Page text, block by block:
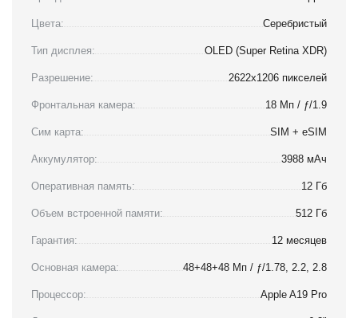
Цвета: Серебристый
Тип дисплея: OLED (Super Retina XDR)
Разрешение: 2622x1206 пикселей
Фронтальная камера: 18 Мп / ƒ/1.9
Сим карта: SIM + eSIM
Аккумулятор: 3988 мАч
Оперативная память: 12 Гб
Объем встроенной памяти: 512 Гб
Гарантия: 12 месяцев
Основная камера: 48+48+48 Мп / ƒ/1.78, 2.2, 2.8
Процессор: Apple A19 Pro